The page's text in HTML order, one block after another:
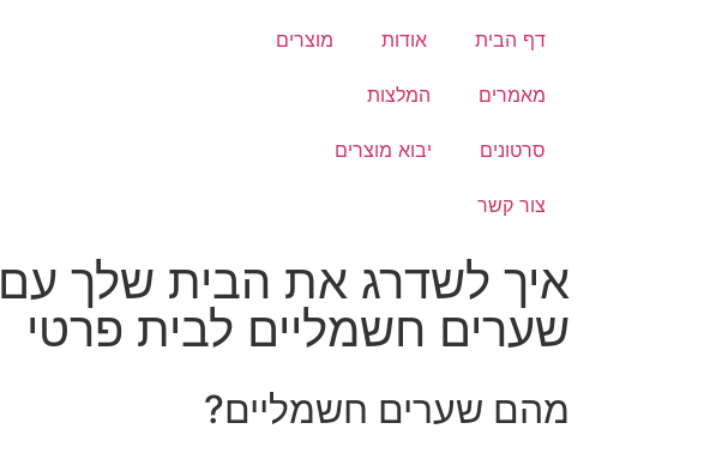
דף הבית אודות מוצרים
מאמרים המלצות
סרטונים יבוא מוצרים
צור קשר
איך לשדרג את הבית שלך עם
שערים חשמליים לבית פרטי
מהם שערים חשמליים?